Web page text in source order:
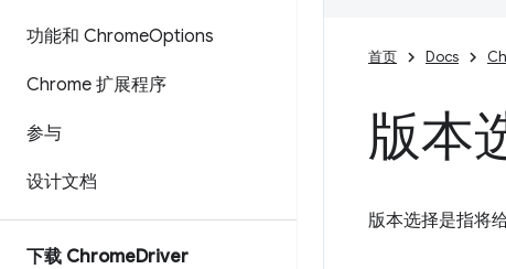
功能和 ChromeOptions
Chrome 扩展程序
参与
设计文档
下载 ChromeDriver
首页 Docs
版本
版本选择是指将